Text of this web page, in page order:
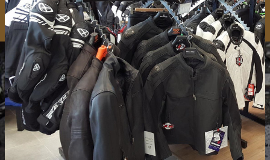
commerces favoris et ne rien rater !
Télécharger Plus tard